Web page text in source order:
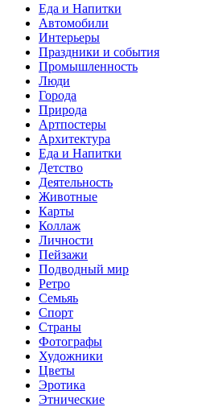
Еда и Напитки
Автомобили
Интерьеры
Праздники и события
Промышленность
Люди
Города
Природа
Артпостеры
Архитектура
Еда и Напитки
Детство
Деятельность
Животные
Карты
Коллаж
Личности
Пейзажи
Подводный мир
Ретро
Семьяь
Спорт
Страны
Фотографы
Художники
Цветы
Эротика
Этнические